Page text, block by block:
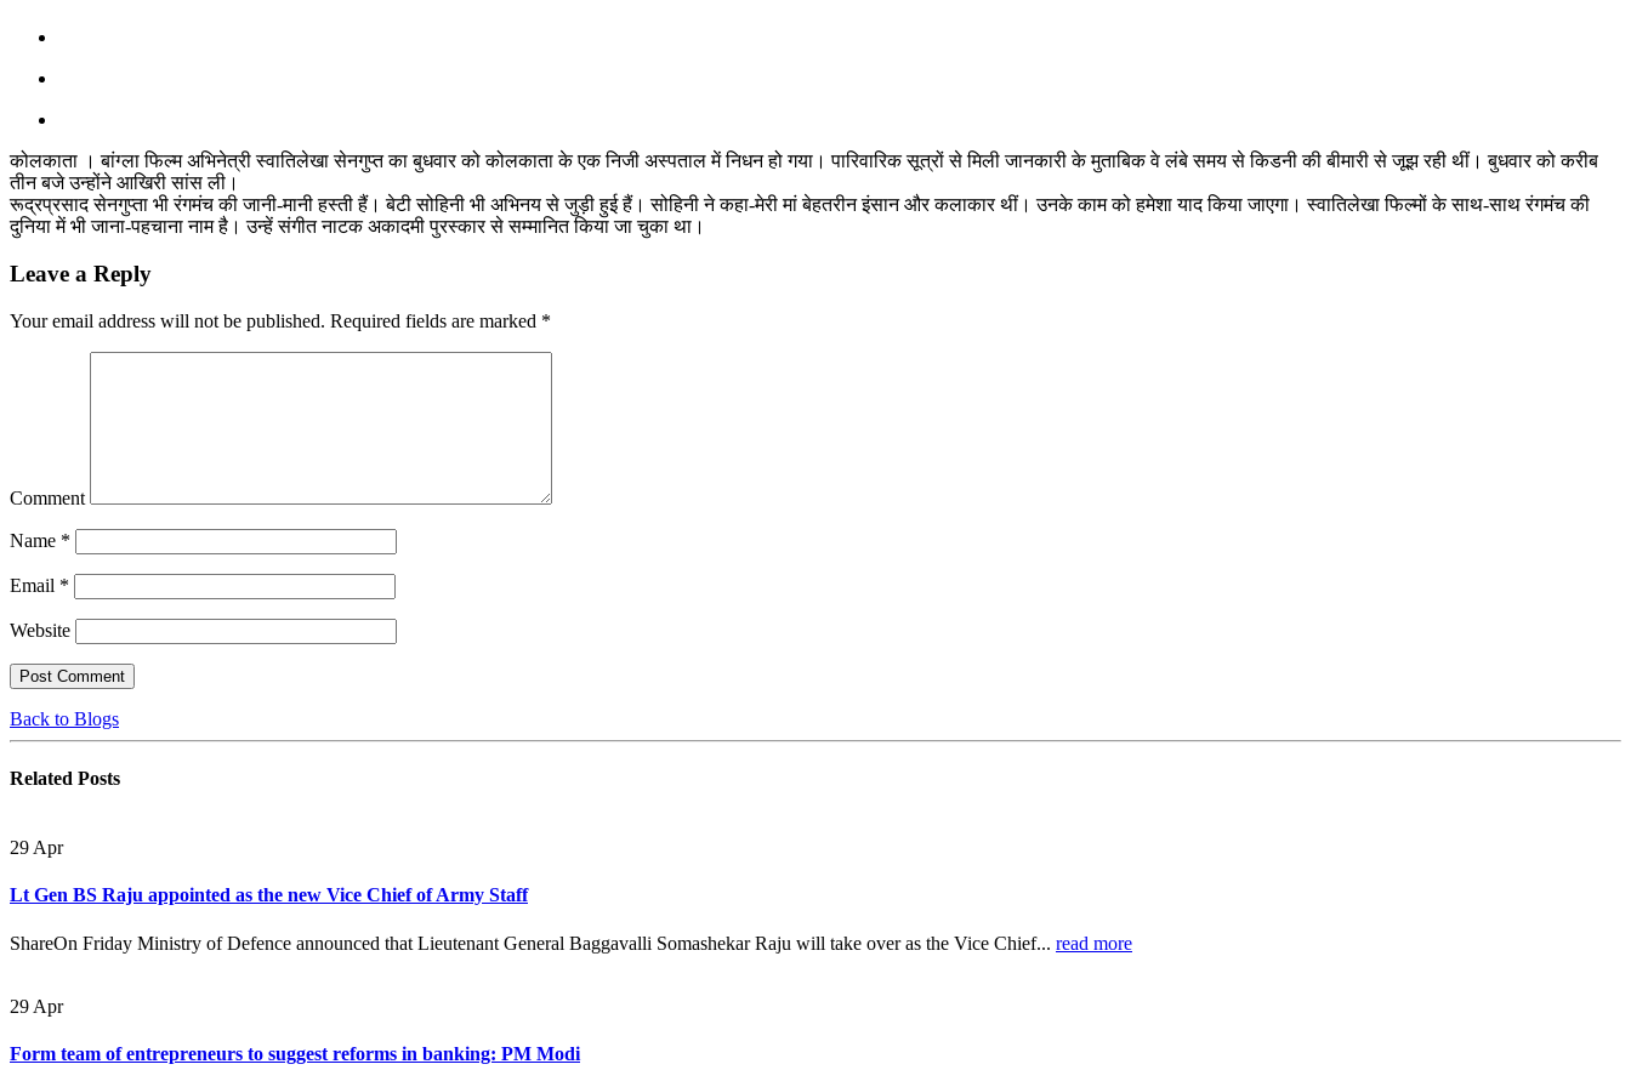
कोलकाता । बांग्ला फिल्म अभिनेत्री स्वातिलेखा सेनगुप्त का बुधवार को कोलकाता के एक निजी अस्पताल में निधन हो गया। पारिवारिक सूत्रों से मिली जानकारी के मुताबिक वे लंबे समय से किडनी की बीमारी से जूझ रही थीं। बुधवार को करीब
तीन बजे उन्होंने आखिरी सांस ली।
रूद्रप्रसाद सेनगुप्ता भी रंगमंच की जानी-मानी हस्ती हैं। बेटी सोहिनी भी अभिनय से जुड़ी हुई हैं। सोहिनी ने कहा-मेरी मां बेहतरीन इंसान और कलाकार थीं। उनके काम को हमेशा याद किया जाएगा। स्वातिलेखा फिल्मों के साथ-साथ रंगमंच की
दुनिया में भी जाना-पहचाना नाम है। उन्हें संगीत नाटक अकादमी पुरस्कार से सम्मानित किया जा चुका था।
Leave a Reply
Your email address will not be published. Required fields are marked *
Comment
Name *
Email *
Website
Back to Blogs
Related Posts
29 Apr
Lt Gen BS Raju appointed as the new Vice Chief of Army Staff
ShareOn Friday Ministry of Defence announced that Lieutenant General Baggavalli Somashekar Raju will take over as the Vice Chief... read more
29 Apr
Form team of entrepreneurs to suggest reforms in banking: PM Modi